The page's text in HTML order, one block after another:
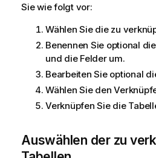
Sie wie folgt vor:
Wählen Sie die zu
Benennen Sie optional
und die Felder um.
Bearbeiten Sie optional
Wählen Sie den
Verknüpfen Sie die
Auswählen der zu